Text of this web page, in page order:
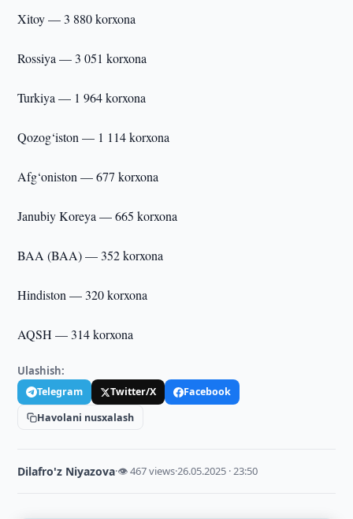
Xitoy — 3 880 korxona
Rossiya — 3 051 korxona
Turkiya — 1 964 korxona
Qozog‘iston — 1 114 korxona
Afg‘oniston — 677 korxona
Janubiy Koreya — 665 korxona
BAA (BAA) — 352 korxona
Hindiston — 320 korxona
AQSH — 314 korxona
Ulashish:
Telegram Twitter/X
Facebook
Havolani nusxalash
Dilafro'z Niyazova·👁 467 views·26.05.2025 · 23:50